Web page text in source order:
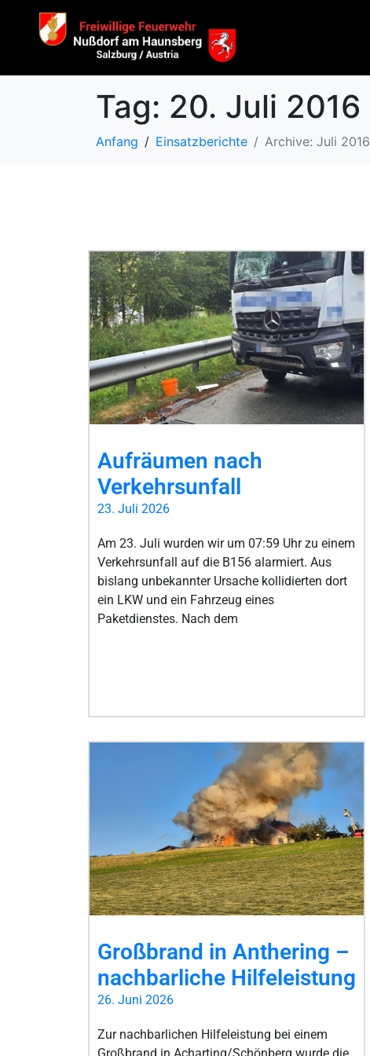
Tag: 20. Juli 2016
Anfang Einsatzberichte Archive: Juli 2016
Aufräumen nach
Verkehrsunfall
23. Juli 2026
Am 23. Juli wurden wir um 07:59 Uhr zu einem
Verkehrsunfall auf die B156 alarmiert. Aus
bislang unbekannter Ursache kollidierten dort
ein LKW und ein Fahrzeug eines
Paketdienstes. Nach dem
Großbrand in Anthering –
nachbarliche Hilfeleistung
26. Juni 2026
Zur nachbarlichen Hilfeleistung bei einem